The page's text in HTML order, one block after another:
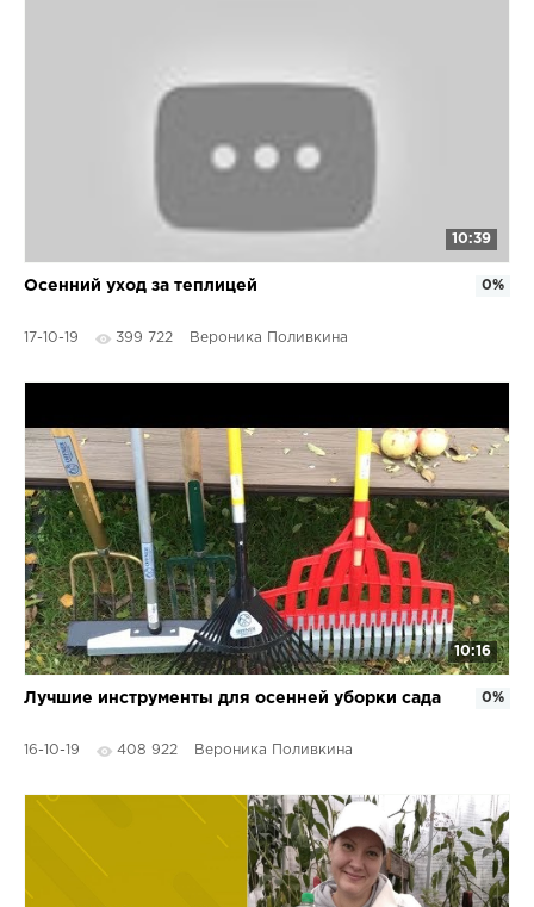
10:39
Осенний уход за теплицей
17-10-19 399 722 Вероника Поливкина
0%
10:16
Лучшие инструменты для осенней уборки сада
16-10-19 408 922 Вероника Поливкина
0%